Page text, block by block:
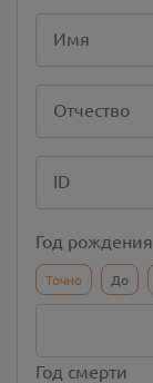
Имя
Отчество
ID
Год рождения
Точно До
Год смерти